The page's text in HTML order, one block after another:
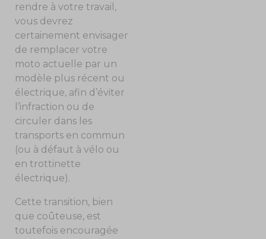
rendre à votre travail,
vous devrez
certainement envisager
de remplacer votre
moto actuelle par un
modèle plus récent ou
électrique, afin d’éviter
l’infraction ou de
circuler dans les
transports en commun
(ou à défaut à vélo ou
en trottinette
électrique).
Cette transition, bien
que coûteuse, est
toutefois encouragée